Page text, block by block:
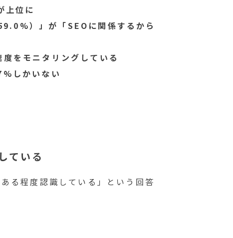
上位に
）」が「SEOに関係するから
をモニタリングしている
しかいない
ている
る程度認識している」という回答